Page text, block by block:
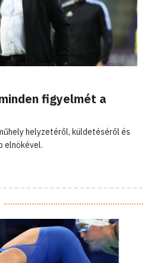
figyelmét a
helyzetéről, küldetéséről és
elnökével.